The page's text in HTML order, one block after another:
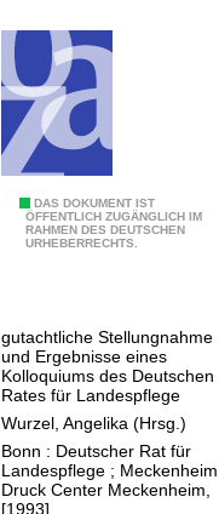
n
F
l
e
ß
s
e
r
n
DAS DOKUMENT IST
ÖFFENTLICH ZUGÄNGLICH IM
RAHMEN DES DEUTSCHEN
URHEBERRECHTS.
W
u
r
u
m
w
e
gutachtliche Stellungnahme
und Ergebnisse eines
Kolloquiums des Deutschen
Rates für Landespflege
Wurzel, Angelika (Hrsg.)
Bonn : Deutscher Rat für
Landespflege ;
Druck Center Meckenheim,
[1993]